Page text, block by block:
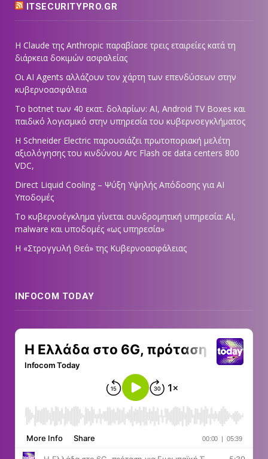
ITSECURITYPRO.GR
Η Claude της Anthropic παραβίασε τρεις εταιρείες κατά τη
διάρκεια δοκιμών ασφαλείας
Οι AI Agents αλλάζουν τον χάρτη των επενδύσεων στην
κυβερνοασφάλεια
Το botnet των 40 εκατ. δολαρίων: AI, Android TV Boxes και
παιδικό λογισμικό στην υπηρεσία του κυβερνοεγκλήματος
Η Schneider Electric παρουσιάζει πρωτοποριακή μελέτη
αξιολόγησης του κινδύνου Arc Flash σε data centers 800
VDC,
Direct Liquid Cooling – Ψύξη Υψηλής Απόδοσης για AI
Υποδομές
Το κυβερνοέγκλημα γίνεται συνδρομητική υπηρεσία: AI,
malware και υποδομές «ως υπηρεσία»
Η «Στρογγυλή Θεά» της Κυβερνοασφάλειας
INFOCOM TODAY